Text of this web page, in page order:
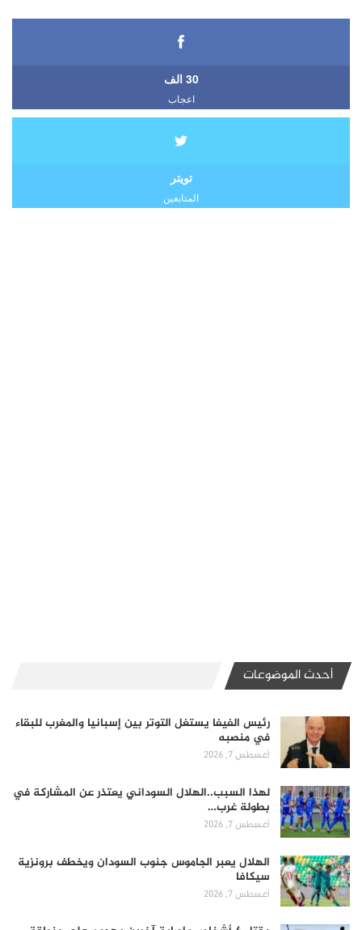
30 الف
اعجاب
تويتر
المتابعين
أحدث الموضوعات
رئيس الفيفا يستغل التوتر بين إسبانيا والمغرب للبقاء
في منصبه
أغسطس 7, 2026
لهذا السبب..الهلال السوداني يعتذر عن المشاركة في
بطولة غرب…
أغسطس 7, 2026
الهلال يعبر الجاموس جنوب السودان ويخطف برونزية
سيكافا
أغسطس 7, 2026